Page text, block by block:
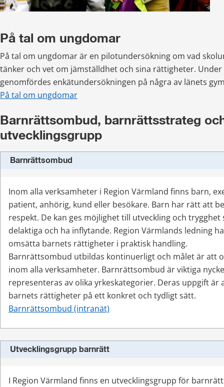
På tal om ungdomar
På tal om ungdomar är en pilotundersökning om vad
tänker och vet om jämställdhet och sina rättigheter.
genomfördes enkätundersökningen på några av länets
På tal om ungdomar
Barnrättsombud, barnrättsstrateg
utvecklingsgrupp
Barnrättsombud
Inom alla verksamheter i Region Värmland finns barn,
patient, anhörig, kund eller besökare. Barn har rätt att
respekt. De kan ges möjlighet till utveckling och trygghet
delaktiga och ha inflytande. Region Värmlands ledning
omsätta barnets rättigheter i praktisk handling.
Barnrättsombud utbildas kontinuerligt och målet är att
inom alla verksamheter. Barnrättsombud är viktiga
representeras av olika yrkeskategorier. Deras uppgift är
barnets rättigheter på ett konkret och tydligt sätt.
Barnrättsombud (intranät)
Utvecklingsgrupp barnrätt
I Region Värmland finns en utvecklingsgrupp för